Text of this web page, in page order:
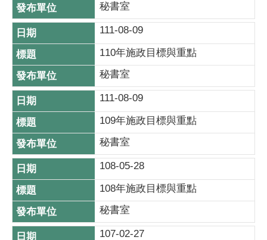
秘書室
111-08-09
110年施政目標與重點
秘書室
111-08-09
109年施政目標與重點
秘書室
108-05-28
108年施政目標與重點
秘書室
107-02-27